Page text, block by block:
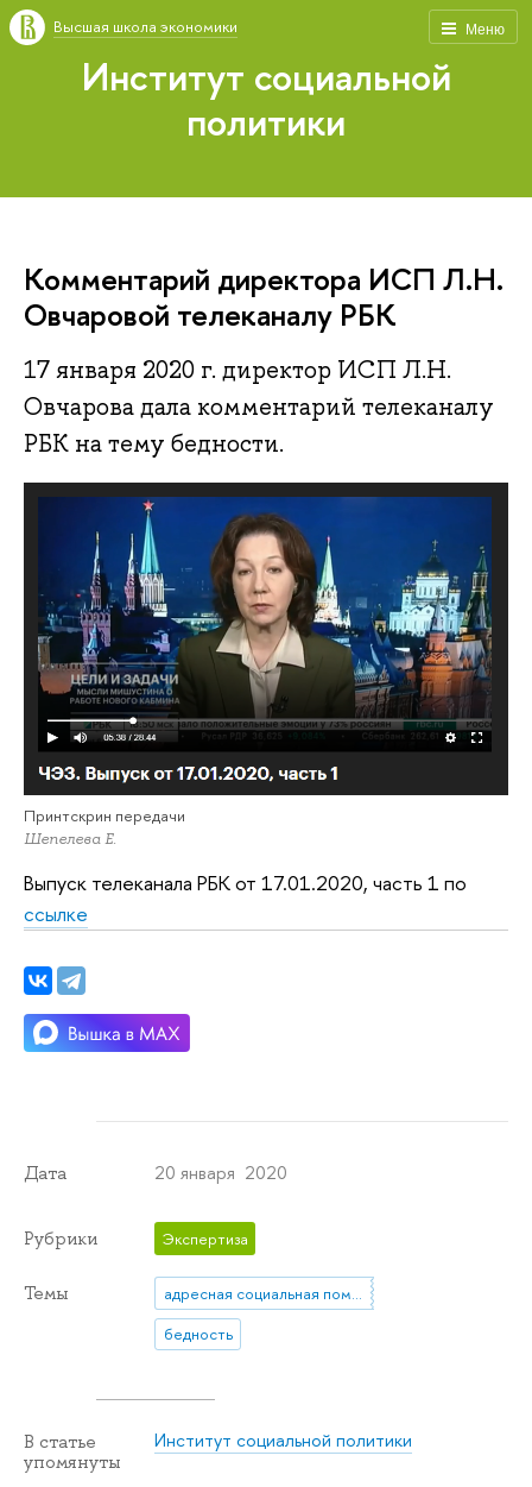
Меню
Высшая школа экономики
Институт социальной
политики
Комментарий директора ИСП Л.Н.
Овчаровой телеканалу РБК
17 января 2020 г. директор ИСП Л.Н.
Овчарова дала комментарий телеканалу
РБК на тему бедности.
Принтскрин передачи
Шепелева Е.
Выпуск телеканала РБК от 17.01.2020, часть 1 по
ссылке
Дата 20 января 2020
Рубрики Экспертиза
Темы
адресная социальная помощь
бедность
В статье
упомянуты
Институт социальной политики